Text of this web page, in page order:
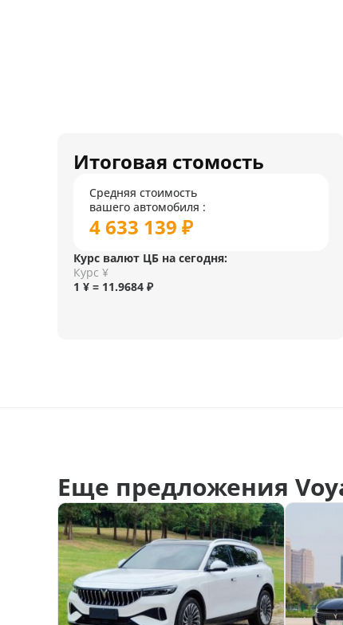
Итоговая стомость
Средняя стоимость
вашего автомобиля :
4 633 139 ₽
Курс валют ЦБ на сегодня:
Курс ¥
1 ¥ = 11.9684 ₽
Еще предложения